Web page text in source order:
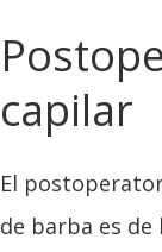
capilar
El
de barba es de